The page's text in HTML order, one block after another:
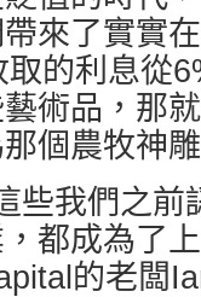
來了實實
的利息從
術品，那
個農牧神
些我們之
都成為了
的老闆